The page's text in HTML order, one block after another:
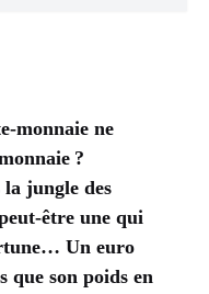
monnaie ne
?
jungle des
être une qui
Un euro
son poids en